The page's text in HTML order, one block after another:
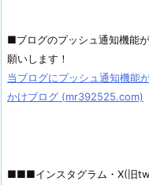
■ブログのプッシュ通知機能
願いします！
当ブログにプッシュ通知機能
かけブログ (mr392525.com)
■■■インスタグラム・X(旧